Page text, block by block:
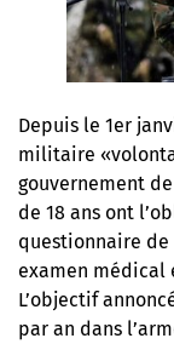
Depuis le 1er
militaire
gouvernement
de 18 ans ont
questionnaire de
examen médical
L’objectif
par an dans